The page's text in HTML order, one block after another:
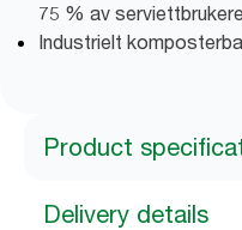
75 % av
Industrielt
Product
Delivery details